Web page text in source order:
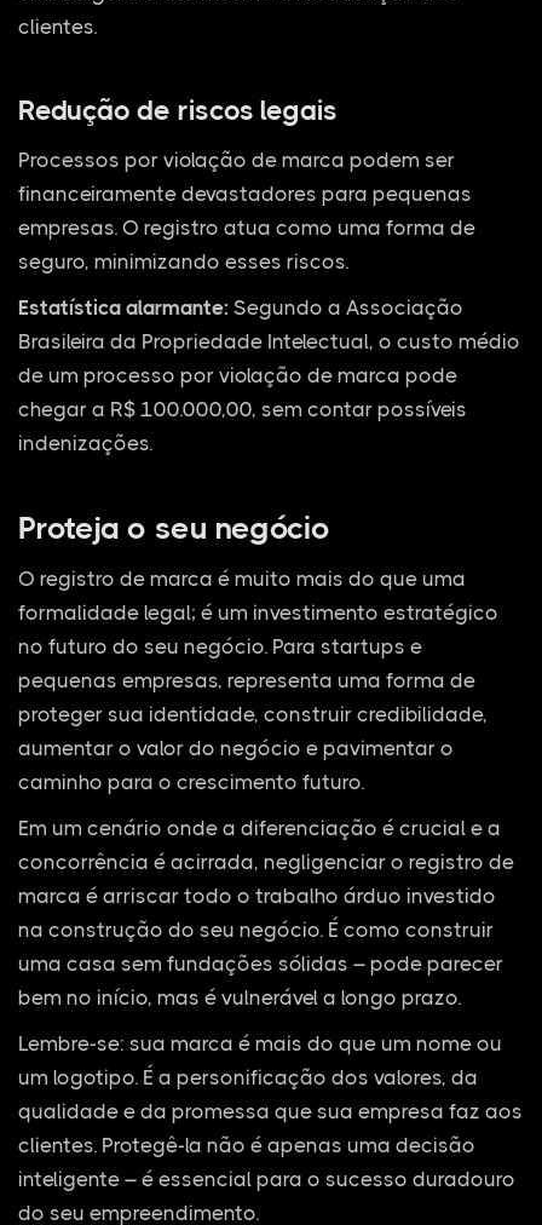
clientes.
Redução de riscos legais
Processos por violação de marca podem ser
financeiramente devastadores para pequenas
empresas. O registro atua como uma forma de
seguro, minimizando esses riscos.
Estatística alarmante: Segundo a Associação
Brasileira da Propriedade Intelectual, o custo médio
de um processo por violação de marca pode
chegar a R$ 100.000,00, sem contar possíveis
indenizações.
Proteja o seu negócio
O registro de marca é muito mais do que uma
formalidade legal; é um investimento estratégico
no futuro do seu negócio. Para startups e
pequenas empresas, representa uma forma de
proteger sua identidade, construir credibilidade,
aumentar o valor do negócio e pavimentar o
caminho para o crescimento futuro.
Em um cenário onde a diferenciação é crucial e a
concorrência é acirrada, negligenciar o registro de
marca é arriscar todo o trabalho árduo investido
na construção do seu negócio. É como construir
uma casa sem fundações sólidas – pode parecer
bem no início, mas é vulnerável a longo prazo.
Lembre-se: sua marca é mais do que um nome ou
um logotipo. É a personificação dos valores, da
qualidade e da promessa que sua empresa faz aos
clientes. Protegê-la não é apenas uma decisão
inteligente – é essencial para o sucesso duradouro
do seu empreendimento.